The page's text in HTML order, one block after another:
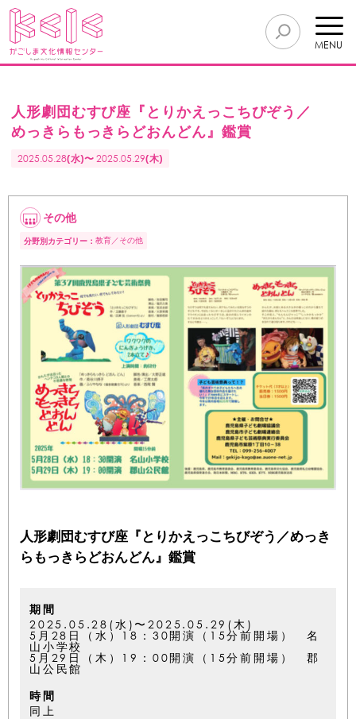
MENU
人形劇団むすび座『とりかえっこちびぞう／
めっきらもっきらどおんどん』鑑賞
2025.05.28(水)〜2025.05.29(木)
その他
分野別カテゴリー： 教育 その他
人形劇団むすび座『とりかえっこちびぞう／めっき
らもっきらどおんどん』鑑賞
期間
2025.05.28(水)〜2025.05.29(木)
5月28日（水）18：30開演（15分前開場） 名
山小学校
5月29日（木）19：00開演（15分前開場） 郡
山公民館
時間
同上